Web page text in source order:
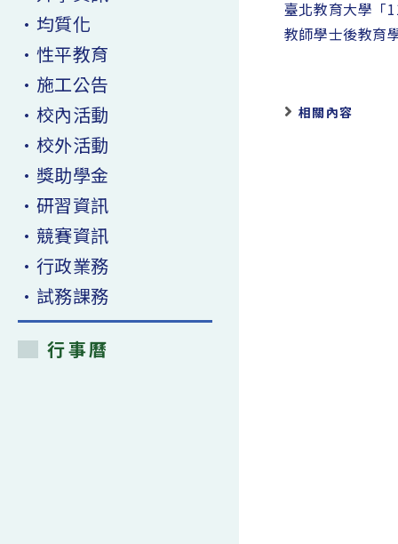
more
articles
臺北教育大學「
教師學士後教育
相關內容
•均質化
•性平教育
•施工公告
•校內活動
•校外活動
•獎助學金
•研習資訊
•競賽資訊
•行政業務
•試務課務
行事曆